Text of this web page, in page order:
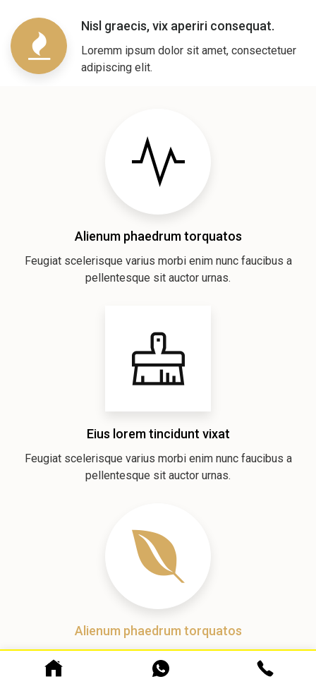
Nisl graecis, vix aperiri consequat.
Loremm ipsum dolor sit amet, consectetuer
adipiscing elit.
Alienum phaedrum torquatos
Feugiat scelerisque varius morbi enim nunc faucibus a
pellentesque sit auctor urnas.
Eius lorem tincidunt vixat
Feugiat scelerisque varius morbi enim nunc faucibus a
pellentesque sit auctor urnas.
Alienum phaedrum torquatos
pellentesque sit auctor urnas.